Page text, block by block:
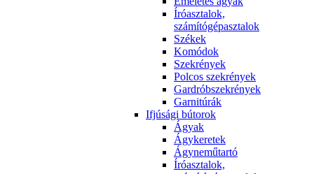
Íróasztalok,
számítógépasztalok
Székek
Komódok
Szekrények
Polcos szekrények
Gardróbszekrények
Garnitúrák
Ifjúsági bútorok
Ágyak
Ágykeretek
Ágyneműtartó
Íróasztalok,